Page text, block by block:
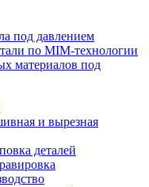
под давлением
по MIM-технологии
материалов под
и вырезная
деталей